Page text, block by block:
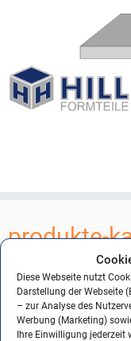
Diese Webseite nutzt
Darstellung der Webseite
– zur Analyse des
Werbung (Marketing)
Ihre Einwilligung jederzeit
springen
produkte-
← Vorheriges